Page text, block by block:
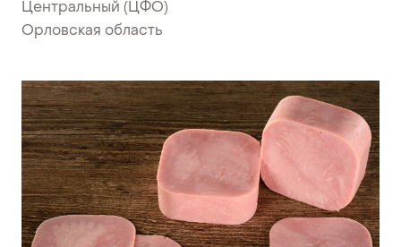
Центральный (ЦФО)
•Орловская область